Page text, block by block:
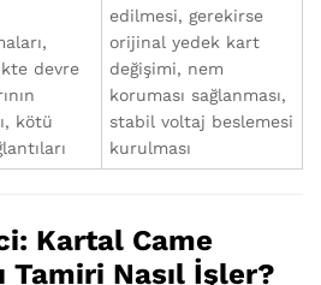
devre
kötü
edilmesi, gerekirse
orijinal yedek kart
değişimi, nem
koruması sağlanması,
stabil voltaj beslemesi
kurulması
Kartal Came
Tamiri Nasıl İşler?